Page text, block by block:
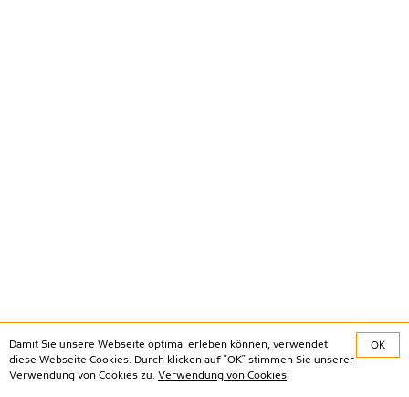
Damit Sie unsere Webseite optimal erleben können, verwendet
diese Webseite Cookies. Durch klicken auf "OK" stimmen Sie unserer
Verwendung von Cookies zu. Verwendung von Cookies
OK